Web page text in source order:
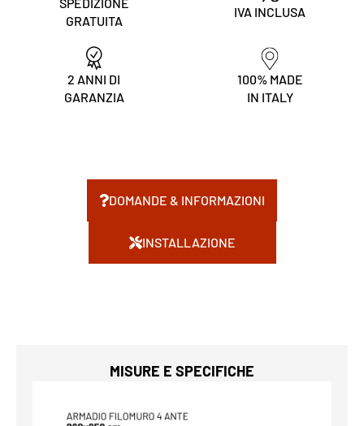
GRATUITA
IVA INCLUSA
2 ANNI DI
GARANZIA
100% MADE
IN ITALY
DOMANDE & INFORMAZIONI
INSTALLAZIONE
MISURE E SPECIFICHE